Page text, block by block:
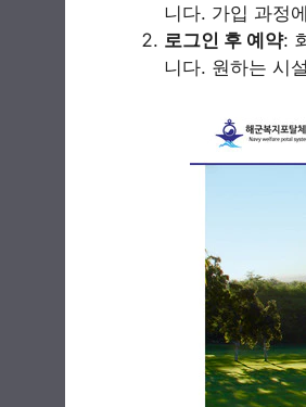
니다. 가입 과정
로그인 후 예약:
니다. 원하는 시